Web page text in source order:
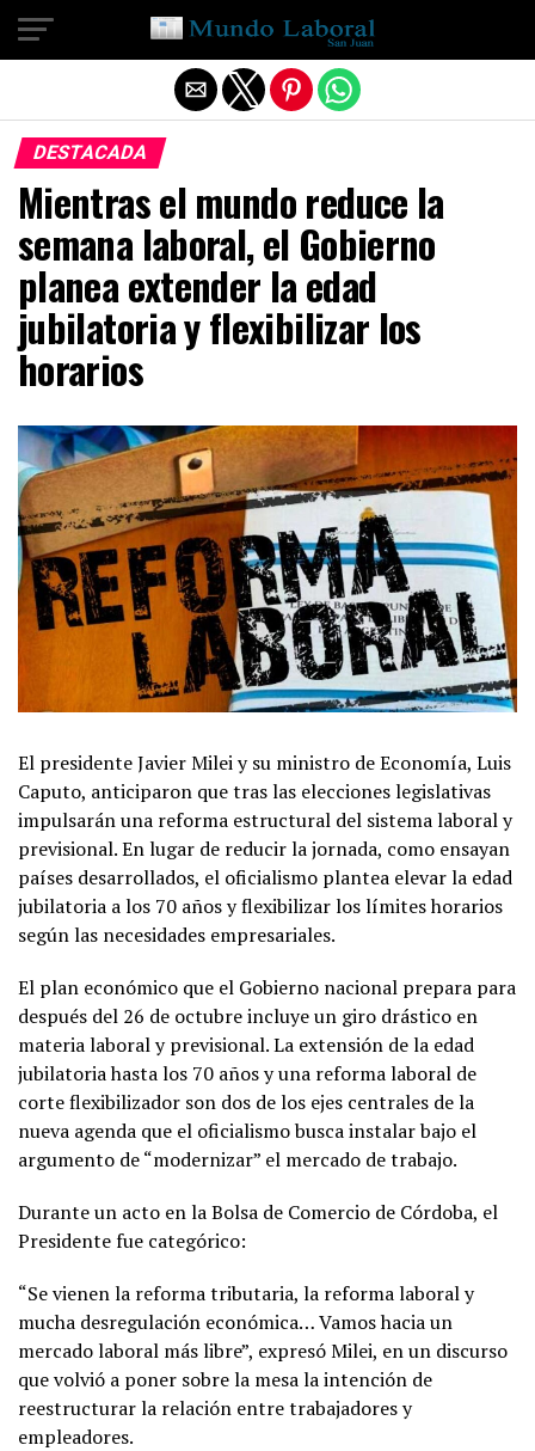
DESTACADA
Mientras el mundo reduce la
semana laboral, el Gobierno
planea extender la edad
jubilatoria y flexibilizar los
horarios
El presidente Javier Milei y su ministro de Economía, Luis
Caputo, anticiparon que tras las elecciones legislativas
impulsarán una reforma estructural del sistema laboral y
previsional. En lugar de reducir la jornada, como ensayan
países desarrollados, el oficialismo plantea elevar la edad
jubilatoria a los 70 años y flexibilizar los límites horarios
según las necesidades empresariales.
El plan económico que el Gobierno nacional prepara para
después del 26 de octubre incluye un giro drástico en
materia laboral y previsional. La extensión de la edad
jubilatoria hasta los 70 años y una reforma laboral de
corte flexibilizador son dos de los ejes centrales de la
nueva agenda que el oficialismo busca instalar bajo el
argumento de “modernizar” el mercado de trabajo.
Durante un acto en la Bolsa de Comercio de Córdoba, el
Presidente fue categórico:
“Se vienen la reforma tributaria, la reforma laboral y
mucha desregulación económica… Vamos hacia un
mercado laboral más libre”, expresó Milei, en un discurso
que volvió a poner sobre la mesa la intención de
reestructurar la relación entre trabajadores y
empleadores.
Salir de la versión móvil